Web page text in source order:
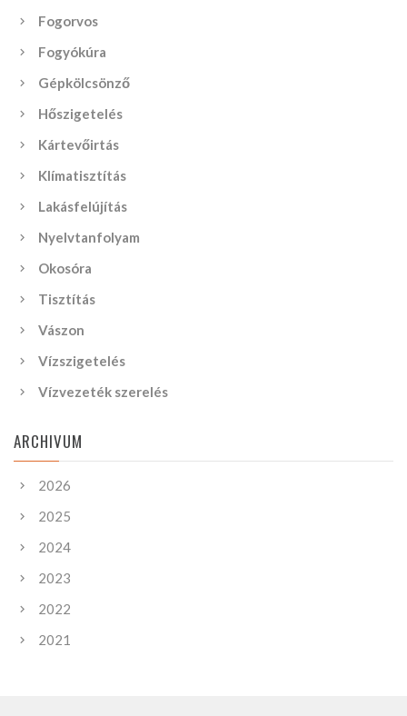
Fogorvos
Fogyókúra
Gépkölcsönző
Hőszigetelés
Kártevőirtás
Klímatisztítás
Lakásfelújítás
Nyelvtanfolyam
Okosóra
Tisztítás
Vászon
Vízszigetelés
Vízvezeték szerelés
ARCHIVUM
2026
2025
2024
2023
2022
2021